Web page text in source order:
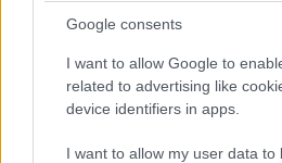
Google consents
I want to allow Google to
related to advertising like
device identifiers in apps.
I want to allow my user data to
egér görgőjét
Kedvencekhez